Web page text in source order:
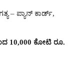
– ಪ್ಯಾನ್ ಕಾರ್ಡ್,
10,000 ಕೋಟಿ ರೂ.